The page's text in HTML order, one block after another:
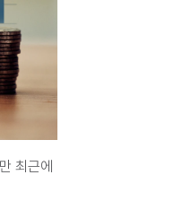
최근에